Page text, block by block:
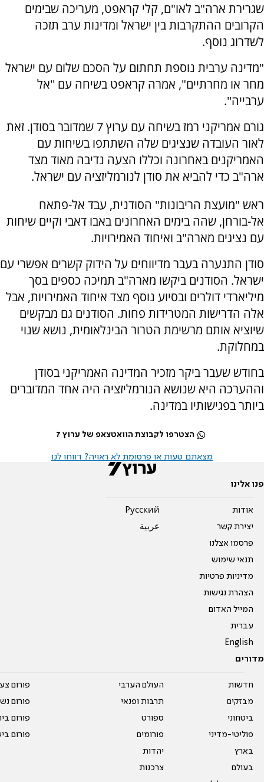
שגרירת ארה"ב לאו"ם, קלי קראפט, מעריכה שבימים
הקרובים ההתקרבות בין ישראל ומדינות ערב תזכה
לשדרוג נוסף.
"מדינה ערבית נוספת תחתום על הסכם שלום עם ישראל
מחר או מחרתיים", אמרה קראפט בשיחה עם ''אל
ערבייה''.
גורם אמריקני רמז בשיחה עם ערוץ 7 שמדובר בסודן. זאת
לאור העובדה שנציגים שלה השתתפו בשיחות עם
האמריקנים באחרונה וכללו הצעה נדיבה מאוד מצד
ארה"ב כדי להביא את סודן לנורמליזציה עם ישראל.
ראש "מועצת הריבונות" הסודנית, עבד אל-פתאח
אל-בורחן, שהה בימים האחרונים באבו דאבי וקיים שיחות
עם נציגים מארה"ב ואיחוד האמירויות.
סודן התנערה בעבר מדיווחים על הידוק קשרים אפשרי עם
ישראל. הסודנים ביקשו מארה"ב תמיכה כספים בסך
מיליארדי דולרים ובסיוע נוסף מצד איחוד האמירויות, אבל
אלה הדרישות המטרידות פחות. הסודנים גם מבקשים
שיוציא אותם מרשימת הטרור הבינלאומית, נושא שנוי
במחלוקת.
בחודש שעבר ביקר מזכיר המדינה האמריקני בסודן
וההערכה היא שנושא הנורמליזציה היה אחד המדוברים
ביותר בפגישותיו במדינה.
הצטרפו לקבוצת הוואטצאפ של ערוץ 7
מצאתם טעות או פרסומת לא ראויה? דווחו לנו
פנו אלינו
אודות
יצירת קשר
פרסמו אצלנו
תנאי שימוש
מדיניות פרטיות
הצהרת נגישות
המייל האדום
עברית
English
Pусский
عربية
מדורים
חדשות
מבזקים
ביטחוני
פוליטי-מדיני
בארץ
בעולם
העולם הערבי
תרבות ופנאי
ספורט
פורומים
יהדות
צרכנות
פורום
פורום
פורום
פורום